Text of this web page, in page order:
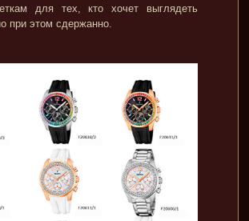
для тех, кто хочет выглядеть
при этом сдержанно.